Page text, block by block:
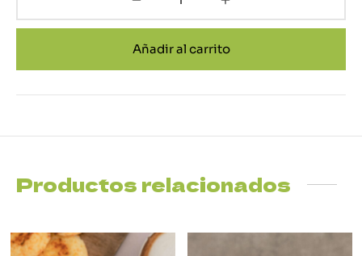
Añadir al carrito
Productos relacionados